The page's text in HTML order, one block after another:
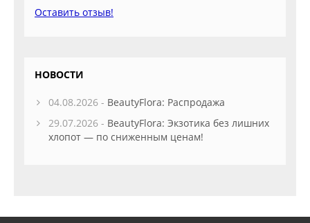
Оставить отзыв!
НОВОСТИ
04.08.2026 - BeautyFlora: Распродажа
29.07.2026 - BeautyFlora: Экзотика без лишних
хлопот — по сниженным ценам!